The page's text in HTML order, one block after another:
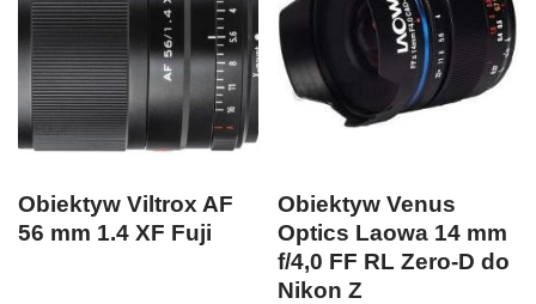
Obiektyw Viltrox AF
56 mm 1.4 XF Fuji
Obiektyw Venus
Optics Laowa 14 mm
f/4,0 FF RL Zero-D do
Nikon Z